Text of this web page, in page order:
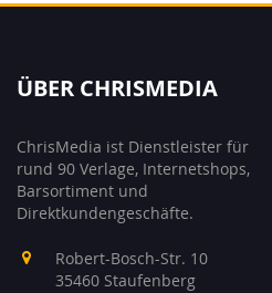
ÜBER CHRISMEDIA
ChrisMedia ist Dienstleister für
rund 90 Verlage, Internetshops,
Barsortiment und
Direktkundengeschäfte.
Robert-Bosch-Str. 10
35460 Staufenberg